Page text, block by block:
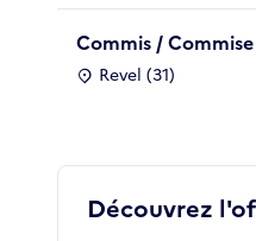
Commis /
Revel (31)
Découvrez